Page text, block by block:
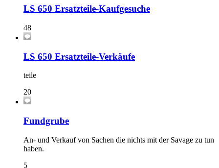
LS 650 Ersatzteile-Kaufgesuche
48
LS 650 Ersatzteile-Verkäufe
teile
20
Fundgrube
An- und Verkauf von Sachen die nichts mit der Savage zu tun
haben.
5